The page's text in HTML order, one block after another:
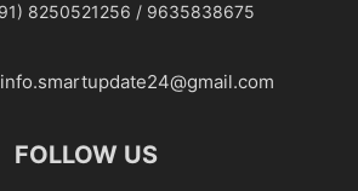
8250521256 / 9635838675
info.smartupdate24@gmail.com
FOLLOW US